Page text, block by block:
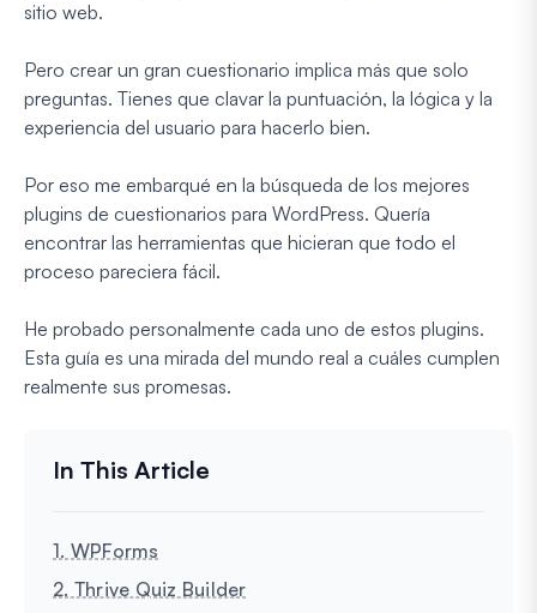
sitio web.
Pero crear un gran cuestionario implica más que solo
preguntas. Tienes que clavar la puntuación, la lógica y la
experiencia del usuario para hacerlo bien.
Por eso me embarqué en la búsqueda de los mejores
plugins de cuestionarios para WordPress. Quería
encontrar las herramientas que hicieran que todo el
proceso pareciera fácil.
He probado personalmente cada uno de estos plugins.
Esta guía es una mirada del mundo real a cuáles cumplen
realmente sus promesas.
1. WPForms
2. Thrive Quiz Builder